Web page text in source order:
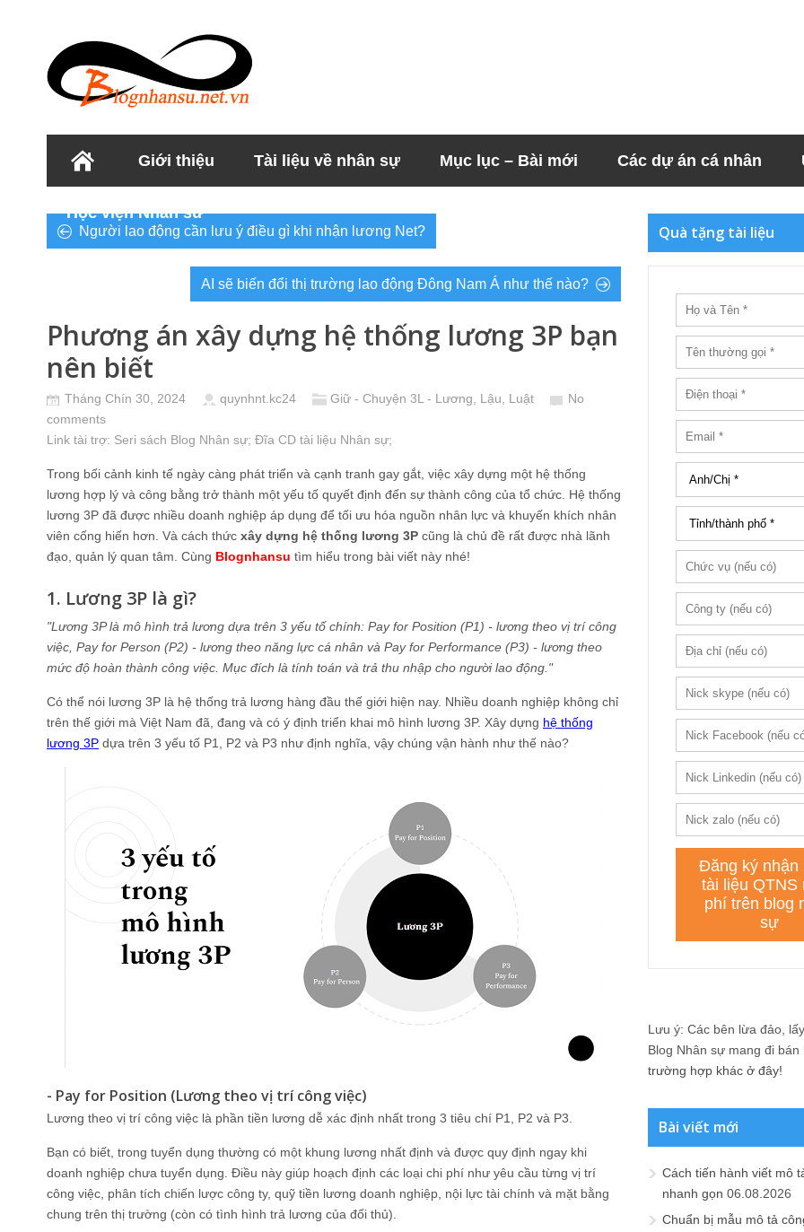
Giới thiệu Tài liệu về nhân sự Mục lục – Bài mới Các dự án cá nhân
Học viện Nhân sư
Người lao động cần lưu ý điều gì khi nhận lương Net?
AI sẽ biến đổi thị trường lao động Đông Nam Á như thế nào?
Phương án xây dựng hệ thống lương 3P bạn
nên biết
Tháng Chín 30, 2024 quynhnt.kc24 Giữ - Chuyện 3L - Lương, Lậu, Luật
No
comments
Link tài trợ: Seri sách Blog Nhân sự; Đĩa CD tài liệu Nhân sự;
Trong bối cảnh kinh tế ngày càng phát triển và cạnh tranh gay gắt, việc xây dựng một hệ thống
lương hợp lý và công bằng trở thành một yếu tố quyết định đến sự thành công của tổ chức. Hệ thống
lương 3P đã được nhiều doanh nghiệp áp dụng để tối ưu hóa nguồn nhân lực và khuyến khích nhân
viên cống hiến hơn. Và cách thức xây dựng hệ thống lương 3P cũng là chủ đề rất được nhà lãnh
đạo, quản lý quan tâm. Cùng Blognhansu tìm hiểu trong bài viết này nhé!
1. Lương 3P là gì?
"Lương 3P là mô hình trả lương dựa trên 3 yếu tố chính: Pay for Position (P1) - lương theo vị trí công
việc, Pay for Person (P2) - lương theo năng lực cá nhân và Pay for Performance (P3) - lương theo
mức độ hoàn thành công việc. Mục đích là tính toán và trả thu nhập cho người lao động."
Có thể nói lương 3P là hệ thống trả lương hàng đầu thế giới hiện nay. Nhiều doanh nghiệp không chỉ
trên thế giới mà Việt Nam đã, đang và có ý định triển khai mô hình lương 3P. Xây dựng hệ thống
lương 3P dựa trên 3 yếu tố P1, P2 và P3 như định nghĩa, vậy chúng vận hành như thế nào?
- Pay for Position (Lương theo vị trí công việc)
Lương theo vị trí công việc là phần tiền lương dễ xác định nhất trong 3 tiêu chí P1, P2 và P3.
Bạn có biết, trong tuyển dụng thường có một khung lương nhất định và được quy định ngay khi
doanh nghiệp chưa tuyển dụng. Điều này giúp hoạch định các loại chi phí như yêu cầu từng vị trí
công việc, phân tích chiến lược công ty, quỹ tiền lương doanh nghiệp, nội lực tài chính và mặt bằng
chung trên thị trường (còn có tình hình trả lương của đối thủ).
Quà tặng tài liệu
Lưu ý: Các bên lừa đảo,
Blog Nhân sự mang đi bán
trường hợp khác ở đây!
Bài viết mới
Cách tiến hành viết mô
nhanh gọn 06.08.2026
Chuẩn bị mẫu mô tả